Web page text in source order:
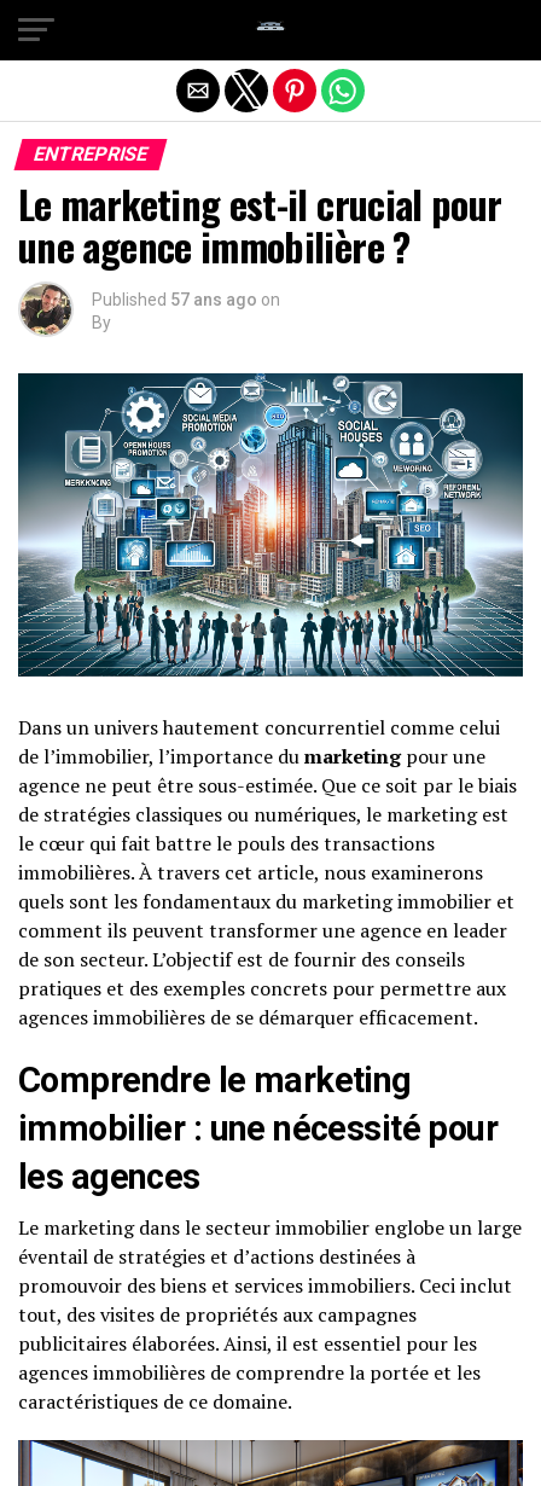
ENTREPRISE
Le marketing est-il crucial pour
une agence immobilière ?
Published 57 ans ago on
By
Dans un univers hautement concurrentiel comme celui
de l’immobilier, l’importance dumarketingpour une
agence ne peut être sous-estimée. Que ce soit par le biais
de stratégies classiques ou numériques, le marketing est
le cœur qui fait battre le pouls des transactions
immobilières. À travers cet article, nous examinerons
quels sont les fondamentaux du marketing immobilier et
comment ils peuvent transformer une agence en leader
de son secteur. L’objectif est de fournir des conseils
pratiques et des exemples concrets pour permettre aux
agences immobilières de se démarquer efficacement.
Comprendre le marketing
immobilier : une nécessité pour
les agences
Le marketing dans le secteur immobilier englobe un large
éventail de stratégies et d’actions destinées à
promouvoir des biens et services immobiliers. Ceci inclut
tout, des visites de propriétés aux campagnes
publicitaires élaborées. Ainsi, il est essentiel pour les
agences immobilières de comprendre la portée et les
caractéristiques de ce domaine.
Quitter la version mobile